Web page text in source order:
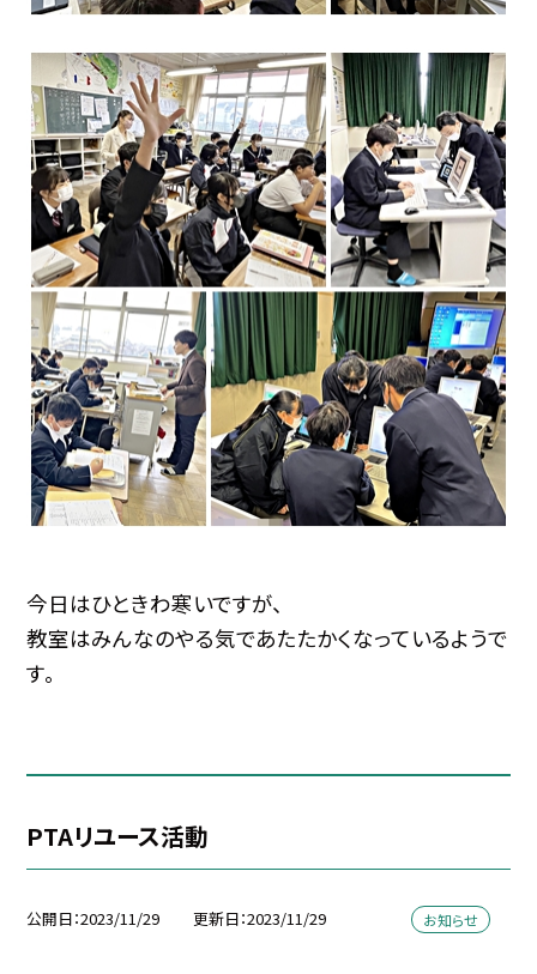
今日はひときわ寒いですが、
教室はみんなのやる気であたたかくなっているようで
す。
PTAリユース活動
公開日 2023/11/29 更新日 2023/11/29 お知らせ